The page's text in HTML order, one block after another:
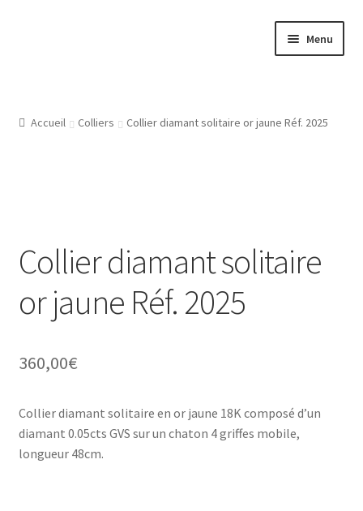
Menu
Atelier
Gravure Bijoux, Bagues, Pendentifs, Bracelets, Les Modeles
De Gravures
Mon compte
New products
Page d’exemple
Accueil Colliers Collier diamant solitaire or jaune Réf. 2025
Collier diamant solitaire
or jaune Réf. 2025
360,00€
Collier diamant solitaire en or jaune 18K composé d’un
diamant 0.05cts GVS sur un chaton 4 griffes mobile,
longueur 48cm.